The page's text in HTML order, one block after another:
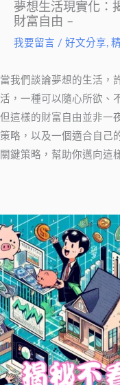
夢想生活現實化：
財富自由 –
我要留言 / 好文分享,
當我們談論夢想的生活，
活，一種可以隨心所欲、
但這樣的財富自由並非一
策略，以及一個適合自己
關鍵策略，幫助你邁向這